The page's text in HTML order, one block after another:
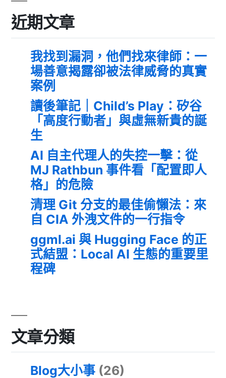
近期文章
我找到漏洞，他們找來律師：一
場善意揭露卻被法律威脅的真實
案例
讀後筆記｜Child’s Play：矽谷
「高度行動者」與虛無新貴的誕
生
AI 自主代理人的失控一擊：從
MJ Rathbun 事件看「配置即人
格」的危險
清理 Git 分支的最佳偷懶法：來
自 CIA 外洩文件的一行指令
ggml.ai 與 Hugging Face 的正
式結盟：Local AI 生態的重要里
程碑
文章分類
Blog大小事 (26)